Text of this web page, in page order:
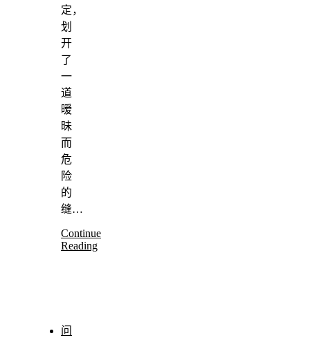
定，
划
开
了
一
道
暧
昧
而
危
险
的
缝…
Continue
Reading
问